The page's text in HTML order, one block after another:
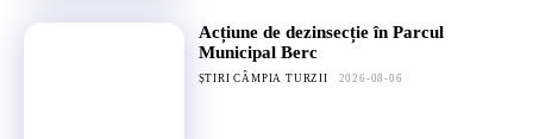
Acțiune de dezinsecție în Parcul
Municipal Berc
ȘTIRI CÂMPIA TURZII 2026-08-06